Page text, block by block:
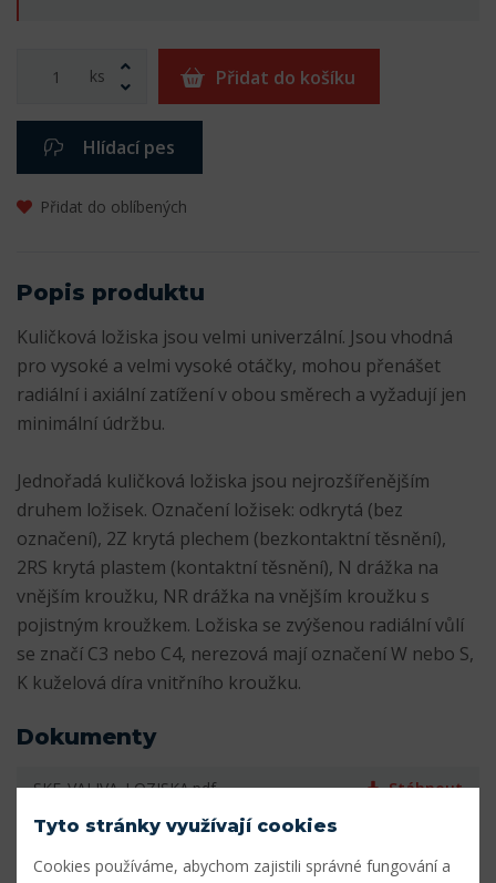
ks Přidat do košíku
Hlídací pes
Přidat do oblíbených
Popis produktu
Kuličková ložiska jsou velmi univerzální. Jsou vhodná
pro vysoké a velmi vysoké otáčky, mohou přenášet
radiální i axiální zatížení v obou směrech a vyžadují jen
minimální údržbu.
Jednořadá kuličková ložiska jsou nejrozšířenějším
druhem ložisek. Označení ložisek: odkrytá (bez
označení), 2Z krytá plechem (bezkontaktní těsnění),
2RS krytá plastem (kontaktní těsnění), N drážka na
vnějším kroužku, NR drážka na vnějším kroužku s
pojistným kroužkem. Ložiska se zvýšenou radiální vůlí
se značí C3 nebo C4, nerezová mají označení W nebo S,
K kuželová díra vnitřního kroužku.
Dokumenty
SKF_VALIVA_LOZISKA.pdf Stáhnout
Tyto stránky využívají cookies
Cookies používáme, abychom zajistili správné fungování a